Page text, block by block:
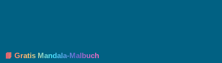
📘 Gratis Mandala-Malbuch